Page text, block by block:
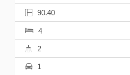
90.40
4
2
1